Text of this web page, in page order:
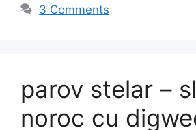
3 Comments
parov stelar –
noroc cu